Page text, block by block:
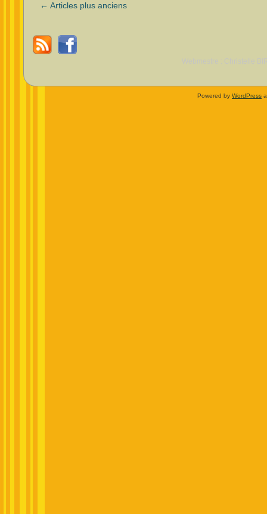
← Articles plus anciens
Webmestre : Christelle
Powered by WordPress